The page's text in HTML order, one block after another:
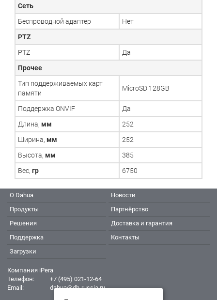
Сеть
Беспроводной адаптер
Нет
PTZ
PTZ
Да
Прочее
Тип поддерживаемых карт
памяти
MicroSD 128GB
Поддержка ONVIF
Да
Длина, мм
252
Ширина, мм
252
Высота, мм
385
Вес, гр 6750
О Dahua
Продукты
Решения
Поддержка
Загрузки
Новости
Партнёрство
Доставка и гарантия
Контакты
Компания iPera
Телефон:
+7 (495) 021-12-64
Email:
dahua@dh-russia.ru